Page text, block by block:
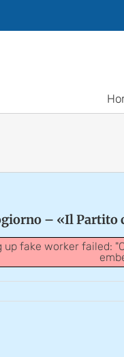
– «Il
up fake worker failed: